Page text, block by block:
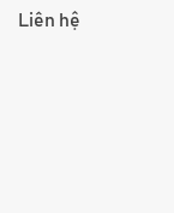
Liên hệ